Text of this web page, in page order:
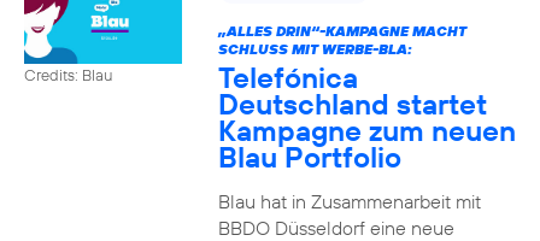
Credits: Blau
„ALLES DRIN“-KAMPAGNE MACHT
SCHLUSS MIT WERBE-BLA:
Telefónica
Deutschland startet
Kampagne zum neuen
Blau Portfolio
Blau hat in Zusammenarbeit mit
BBDO Düsseldorf eine neue